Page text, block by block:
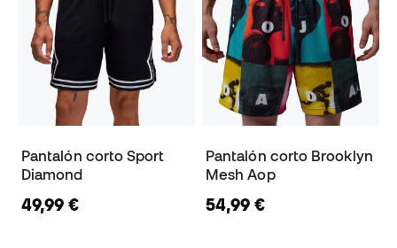
Pantalón corto Sport
Diamond
49,99 €
Pantalón corto Brooklyn
Mesh Aop
54,99 €